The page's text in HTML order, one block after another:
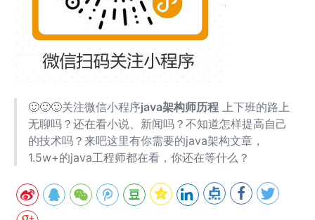
🙂🙂🙂关注微信小程序java架构师历程 上下班的路上
无聊吗？还在看小说、新闻吗？不知道怎样提高自己
的技术吗？来吧这里有你需要的java架构文章，
1.5w+的java工程师都在看，你还在等什么？